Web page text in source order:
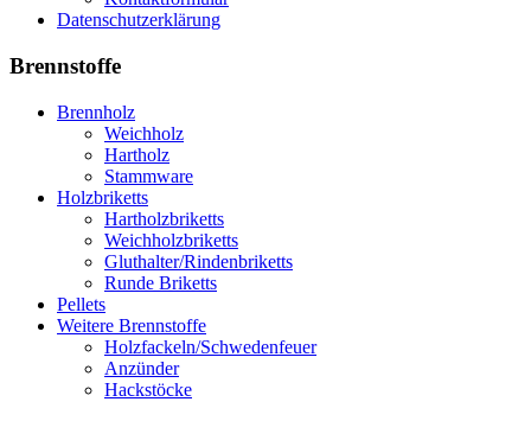
Datenschutzerklärung
Brennstoffe
Brennholz
Weichholz
Hartholz
Stammware
Holzbriketts
Hartholzbriketts
Weichholzbriketts
Gluthalter/Rindenbriketts
Runde Briketts
Pellets
Weitere Brennstoffe
Holzfackeln/Schwedenfeuer
Anzünder
Hackstöcke